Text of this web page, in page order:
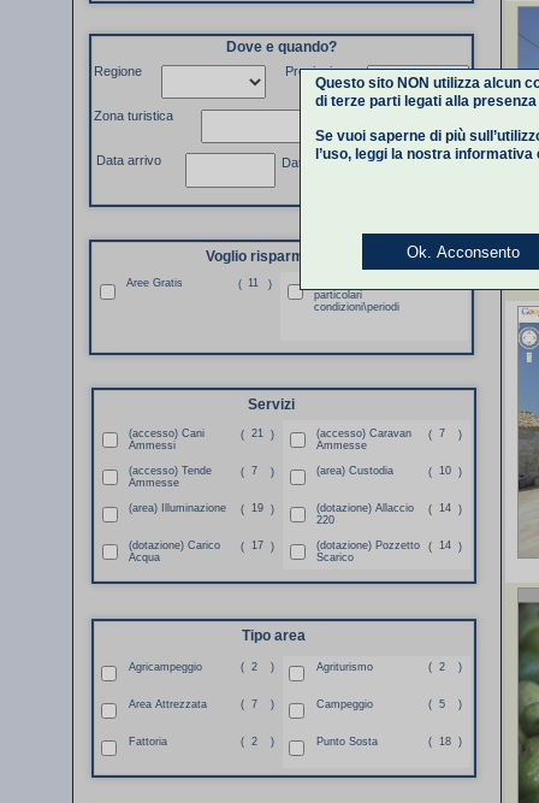
Regione Provincia
Zona turistica
Data partenza
Data arrivo
Dove e quando?
Voglio risparmiare
( 11 )
Aree Gratis
particolari
condizioni\periodi
Servizi
(accesso) Cani
Ammessi
( 21 )
(accesso) Caravan
Ammesse
( 7 )
(accesso) Tende
Ammesse
( 7 ) (area) Custodia ( 10 )
(area) Illuminazione ( 19 )
(dotazione) Allaccio
220
( 14 )
(dotazione) Carico
Acqua
( 17 )
(dotazione) Pozzetto
Scarico
( 14 )
Tipo area
Agricampeggio ( 2 ) Agriturismo ( 2 )
Area Attrezzata ( 7 ) Campeggio ( 5 )
Fattoria ( 2 ) Punto Sosta ( 18 )
Questo sito NON utilizza alcun
di terze parti legati alla
Se vuoi saperne di più
l’uso, leggi la nostra informativa
Ok. Acconsento